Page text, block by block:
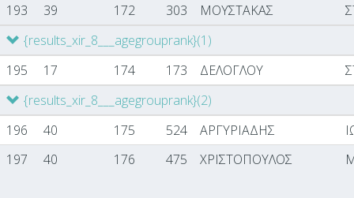
193
39 172 303 ΜΟΥΣΤΑΚΑΣ
{results_xir_8___agegrouprank}(1)
195
17 174 173 ΔΕΛΟΓΛΟΥ
{results_xir_8___agegrouprank}(2)
196
40 175 524 ΑΡΓΥΡΙΑΔΗΣ
197
40 176 475 ΧΡΙΣΤΟΠΟΥΛΟΣ